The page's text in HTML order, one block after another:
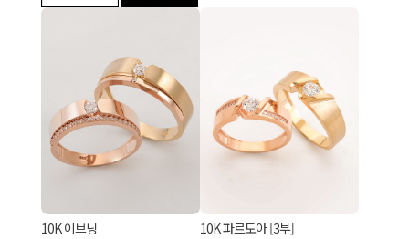
10K 이브닝 10K 파르도아 [3부]